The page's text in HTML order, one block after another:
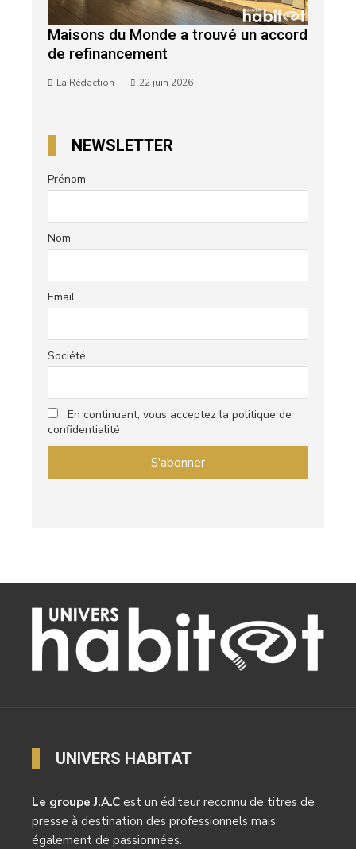
Maisons du Monde a trouvé un accord
de refinancement
La Rédaction 22 juin 2026
NEWSLETTER
Prénom
Nom
Email
Société
En continuant, vous acceptez la politique de
confidentialité
UNIVERS HABITAT
Le groupe J.A.C est un éditeur reconnu de titres de
presse à destination des professionnels mais
également de passionnées.